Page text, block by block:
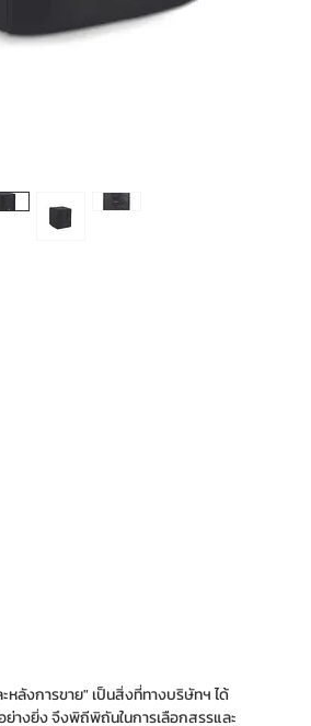
หลังการขาย" เป็นสิ่งที่ทางบริษัทฯ ได้
ย่างยิ่ง จึงพิถีพิถันในการเลือกสรรและ